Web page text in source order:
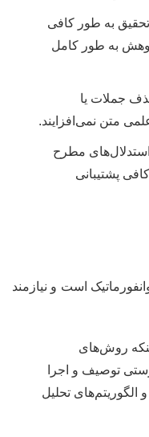
تحقیق به طور کافی
به طور کامل
جملات یا
متن نمی‌افزایند.
استدلال‌های مطرح
پشتیبانی
است و نیازمند
روش‌های
توصیف و اجرا
الگوریتم‌های تحلیل